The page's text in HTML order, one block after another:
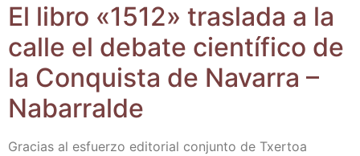
El libro «1512» tras­la­da a la
calle el deba­te cien­tí­fi­co de
la Con­quis­ta de Nava­rra –
Nabarralde
Gra­cias al esfuer­zo edi­to­rial con­jun­to de Txer­toa